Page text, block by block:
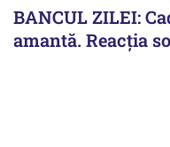
BANCUL ZILEI:
amantă. Reacția